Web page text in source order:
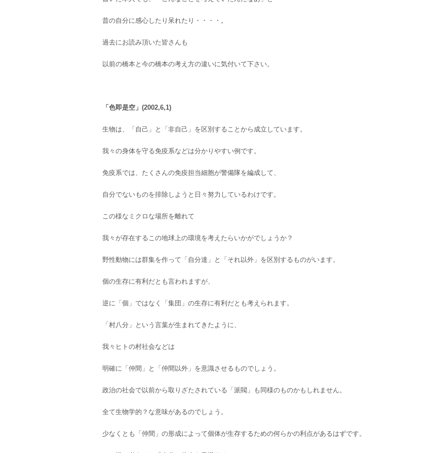
昔の自分に感心したり呆れたり・・・・。
過去にお読み頂いた皆さんも
以前の橋本と今の橋本の考え方の違いに気付いて下さい。
「色即是空」(2002,6,1)
生物は、「自己」と「非自己」を区別することから成立しています。
我々の身体を守る免疫系などは分かりやすい例です。
免疫系では、たくさんの免疫担当細胞が警備隊を編成して、
自分でないものを排除しようと日々努力しているわけです。
この様なミクロな場所を離れて
我々が存在するこの地球上の環境を考えたらいかがでしょうか？
野性動物には群集を作って「自分達」と「それ以外」を区別するものがいます。
個の生存に有利だとも言われますが、
逆に「個」ではなく「集団」の生存に有利だとも考えられます。
「村八分」という言葉が生まれてきたように、
我々ヒトの村社会などは
明確に「仲間」と「仲間以外」を意識させるものでしょう。
政治の社会で以前から取りざたされている「派閥」も同様のものかもしれません。
全て生物学的？な意味があるのでしょう。
少なくとも「仲間」の形成によって個体が生存するための何らかの利点があるはずです。